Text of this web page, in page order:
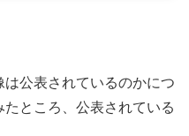
公表されているのかにつ
ところ、公表されている